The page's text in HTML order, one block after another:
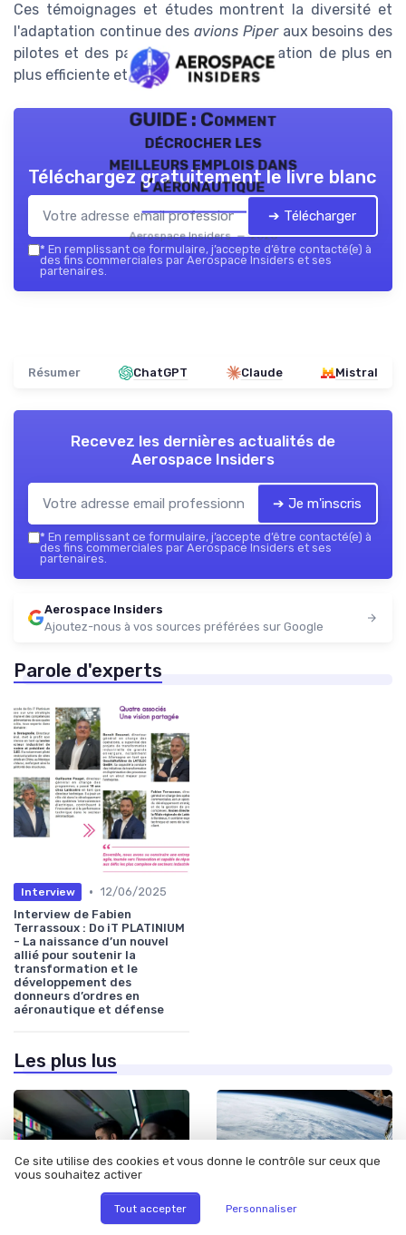
Ces témoignages et études montrent la diversité et
l'adaptation continue desavions Piperaux besoins des
pilotes et des passagers pour une aviation de plus en
plus efficiente et agréable.
GUIDE : Comment
décrocher les
meilleurs emplois dans
l’aéronautique
Aerospace Insiders — 2026
Téléchargez gratuitement le livre blanc
➔ Télécharger
* En remplissant ce formulaire, j’accepte d’être contacté(e) à
des fins commerciales par Aerospace Insiders et ses
partenaires.
Résumer ChatGPT Claude Mistral
Recevez les dernières actualités de
Aerospace Insiders
➔ Je m'inscris
* En remplissant ce formulaire, j’accepte d’être contacté(e) à
des fins commerciales par Aerospace Insiders et ses
partenaires.
Aerospace Insiders
Ajoutez-nous à vos sources préférées sur Google
Parole d'experts
Interview • 12/06/2025
Interview de Fabien
Terrassoux : Do iT PLATINIUM
- La naissance d’un nouvel
allié pour soutenir la
transformation et le
développement des
donneurs d’ordres en
aéronautique et défense
Les plus lus
Ce site utilise des cookies et vous donne le contrôle sur ceux que
vous souhaitez activer
Tout accepter Personnaliser